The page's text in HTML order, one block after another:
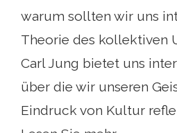
warum sollten wir uns
Theorie des kollektiven
Carl Jung bietet uns
über die wir unseren
Eindruck von Kultur